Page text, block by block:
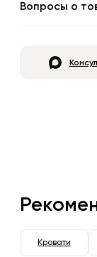
Вопросы о
Кровати